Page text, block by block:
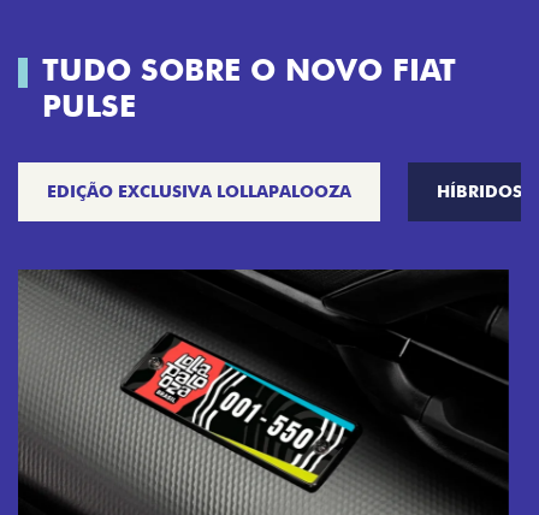
TUDO SOBRE O NOVO FIAT
PULSE
EDIÇÃO EXCLUSIVA LOLLAPALOOZA HÍBRIDOS